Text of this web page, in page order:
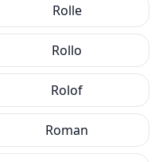
Rolle
Rollo
Rolof
Roman